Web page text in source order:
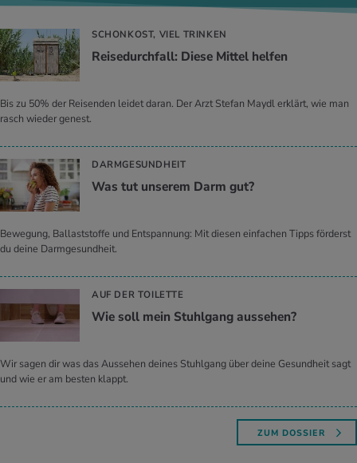
SCHONKOST, VIEL TRINKEN
Rei­se­durch­fall: Diese Mit­tel hel­fen
Bis zu 50% der Reisenden leidet daran. Der Arzt Stefan Maydl erklärt, wie man
rasch wieder genest.
DARMGESUNDHEIT
Was tut un­se­rem Darm gut?
Bewegung, Ballaststoffe und Entspannung: Mit diesen einfachen Tipps förderst
du deine Darmgesundheit.
AUF DER TOILETTE
Wie soll mein Stuhl­gang aus­se­hen?
Wir sagen dir was das Aussehen deines Stuhlgang über deine Gesundheit sagt
und wie er am besten klappt.
ZUM DOSSIER